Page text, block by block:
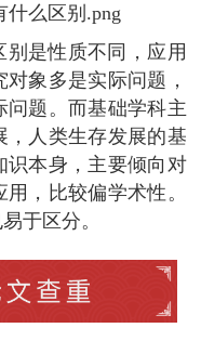
是性质不同，应用
象多是实际问题，
问题。而基础学科主
，人类生存发展的基
识本身，主要倾向对
，比较偏学术性。
于区分。